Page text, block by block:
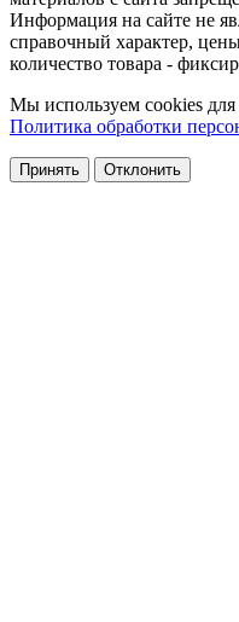
Информация на сайте не
справочный характер,
количество товара -
Мы используем cookies
Политика обработки
Принять Отклонить